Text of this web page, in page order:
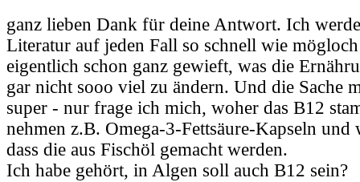
ganz lieben Dank für deine Antwort. Ich
Literatur auf jeden Fall so schnell wie
eigentlich schon ganz gewieft, was die
gar nicht sooo viel zu ändern. Und die Sache
super - nur frage ich mich, woher das B12
nehmen z.B. Omega-3-Fettsäure-Kapseln und
dass die aus Fischöl gemacht werden.
Ich habe gehört, in Algen soll auch B12 sein?